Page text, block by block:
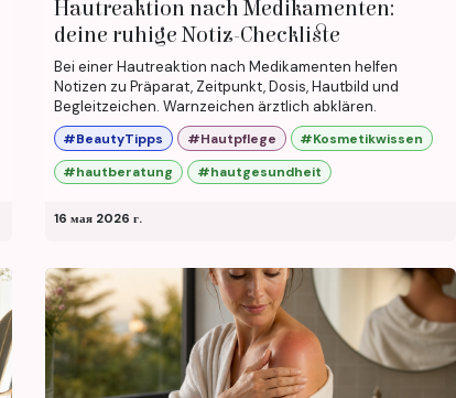
Hautreaktion nach Medikamenten:
deine ruhige Notiz-Checkliste
Bei einer Hautreaktion nach Medikamenten helfen
Notizen zu Präparat, Zeitpunkt, Dosis, Hautbild und
Begleitzeichen. Warnzeichen ärztlich abklären.
#BeautyTipps #Hautpflege
#Kosmetikwissen
#hautberatung
#hautgesundheit
16 мая 2026 г.